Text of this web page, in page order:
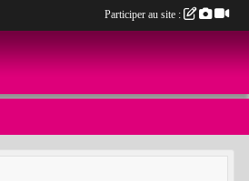
Participer au site :